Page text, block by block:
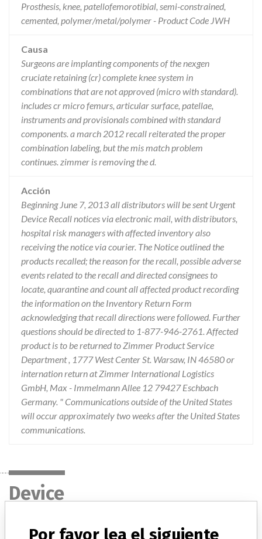
Prosthesis, knee, patellofemorotibial, semi-constrained,
cemented, polymer/metal/polymer - Product Code JWH
Causa
Surgeons are implanting components of the nexgen
cruciate retaining (cr) complete knee system in
combinations that are not approved (micro with standard).
includes cr micro femurs, articular surface, patellae,
instruments and provisionals combined with standard
components. a march 2012 recall reiterated the proper
combination labeling, but the mis match problem
continues. zimmer is removing the d.
Acción
Beginning June 7, 2013 all distributors will be sent Urgent
Device Recall notices via electronic mail, with distributors,
hospital risk managers with affected inventory also
receiving the notice via courier. The Notice outlined the
products recalled; the reason for the recall, possible adverse
events related to the recall and directed consignees to
locate, quarantine and count all affected product recording
the information on the Inventory Return Form
acknowledging that recall directions were followed. Further
questions should be directed to 1-877-946-2761. Affected
product is to be returned to Zimmer Product Service
Department , 1777 West Center St. Warsaw, IN 46580 or
internation return at Zimmer International Logistics
GmbH, Max - Immelmann Allee 12 79427 Eschbach
Germany. " Communications outside of the United States
will occur approximately two weeks after the United States
communications.
Device
Device Recall NexGen Complete Knee
Por favor lea el siguiente